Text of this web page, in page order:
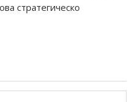
стратегическо